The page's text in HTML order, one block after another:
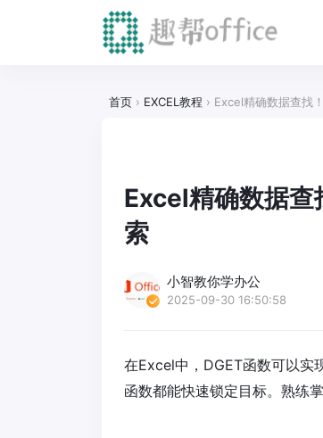
首页 › EXCEL教程 › Excel精确数据查找
Excel精确数据查
索
小智教你学办公
2025-09-30 16:50:58
在Excel中，DGET函数可以实
函数都能快速锁定目标。熟练